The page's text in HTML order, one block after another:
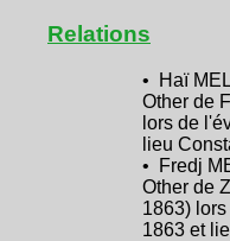
Relations
• Haï
Other de
lors de
lieu
• Fredj
Other de
1863)
1863 et